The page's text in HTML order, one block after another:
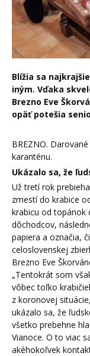
Blížia sa
iným. Vďaka
Brezno Eve
opäť potešia
BREZNO.
karanténu.
Ukázalo sa, že
Už tretí rok
zmestí do krabice
krabicu od topánok
dôchodcov,
papiera a označia,
celoslovenskej
Brezno Eve
„Tentokrát som
vôbec toľko
z koronovej
ukázalo sa, že
všetko prebehne
Vianoce. O to viac
akéhokoľvek